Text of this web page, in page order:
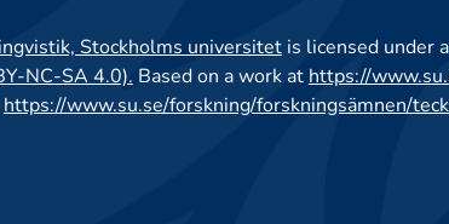
Stockholms universitetis licensed under a
NC-SA 4.0). Based on a work at https://
https://www.su.se/forskning/forskningsämnen/